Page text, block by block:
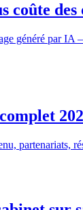
coûte des
généré par
partenariats,